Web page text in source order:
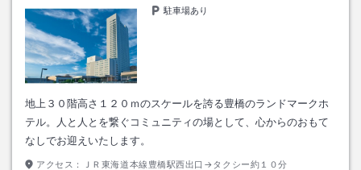
駐車場あり
地上３０階高さ１２０ｍのスケールを誇る豊橋のランドマークホ
テル。人と人とを繋ぐコミュニティの場として、心からのおもて
なしでお迎えいたします。
アクセス： ＪＲ東海道本線豊橋駅西出口→タクシー約１０分